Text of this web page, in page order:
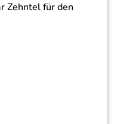
Zehntel für den